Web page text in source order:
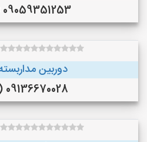
09059351253 (زاهدان )
دوربین
09136670028 (زاهدان )